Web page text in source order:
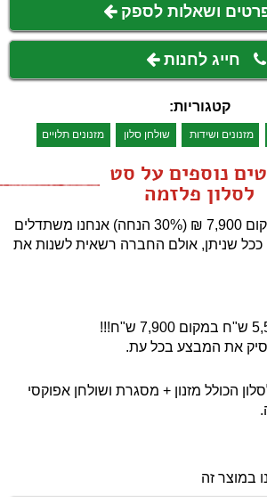
ושאלות לספק
חייג לחנות
קטגוריות:
מזנונים ושידות שולחן סלון מזנונים תלויים
נוספים על סט
לסלון פלזמה
(30% הנחה)
אנחנו משתדלים
ככל שניתן, אולם החברה רשאית לשנות את
את המבצע בכל עת.
הכולל מזנון + מסגרת ושולחן אפוקסי
במוצר זה